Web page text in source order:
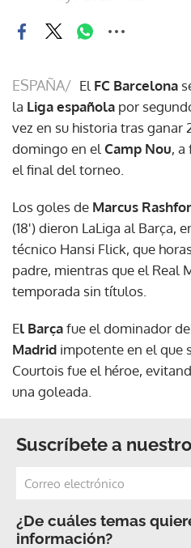
ESPAÑA/ El FC Barcelona
la Liga española por
vez en su historia tras ganar
domingo en el Camp Nou, a
el final del torneo.
Los goles de Marcus
(18') dieron LaLiga al Barça,
técnico Hansi Flick, que
padre, mientras que el Real
temporada sin títulos.
El Barçafue el dominador
Madrid impotente en el que
Courtois fue el héroe,
una goleada.
Suscríbete a
¿De cuáles temas
información?